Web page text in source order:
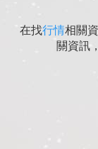
在找行情相關
關資訊